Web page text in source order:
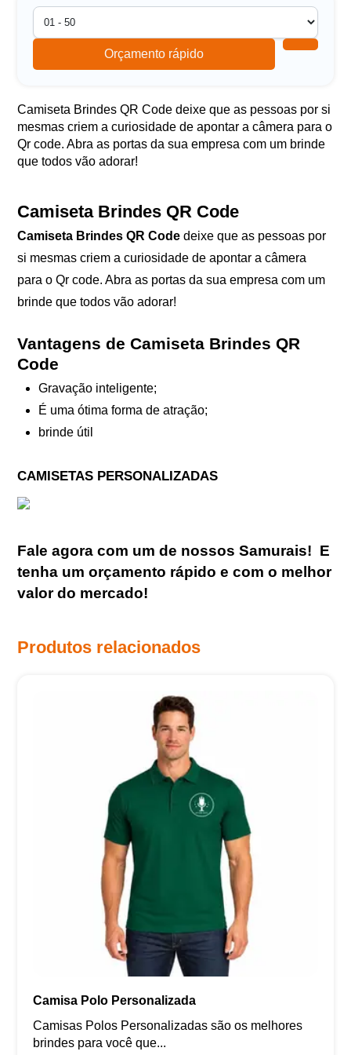
Orçamento rápido
Camiseta Brindes QR Code deixe que as pessoas por si
mesmas criem a curiosidade de apontar a câmera para o
Qr code. Abra as portas da sua empresa com um brinde
que todos vão adorar!
Camiseta Brindes QR Code
Camiseta Brindes QR Codedeixe que as pessoas por
si mesmas criem a curiosidade de apontar a câmera
para o Qr code. Abra as portas da sua empresa com um
brinde que todos vão adorar!
Vantagens de Camiseta Brindes QR
Code
Gravação inteligente;
É uma ótima forma de atração;
brinde útil
CAMISETAS PERSONALIZADAS
Fale agora com um de nossos Samurais! E
tenha um orçamento rápido e com o melhor
valor do mercado!
Produtos relacionados
Camisa Polo Personalizada
Camisas Polos Personalizadas são os melhores
brindes para você que...